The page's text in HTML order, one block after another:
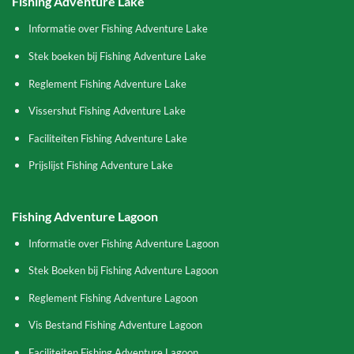
Informatie over Fishing Adventure Lake
Stek boeken bij Fishing Adventure Lake
Reglement Fishing Adventure Lake
Vissershut Fishing Adventure Lake
Faciliteiten Fishing Adventure Lake
Prijslijst Fishing Adventure Lake
Fishing Adventure Lagoon
Informatie over Fishing Adventure Lagoon
Stek Boeken bij Fishing Adventure Lagoon
Reglement Fishing Adventure Lagoon
Vis Bestand Fishing Adventure Lagoon